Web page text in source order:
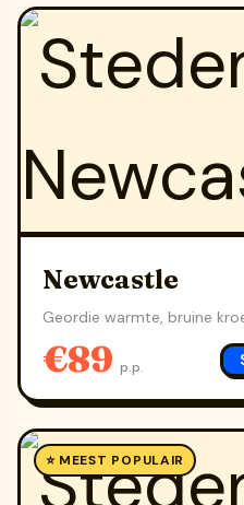
Newcastle
Geordie warmte, bruine
€89 p.p.
⭐ MEEST POPULAIR